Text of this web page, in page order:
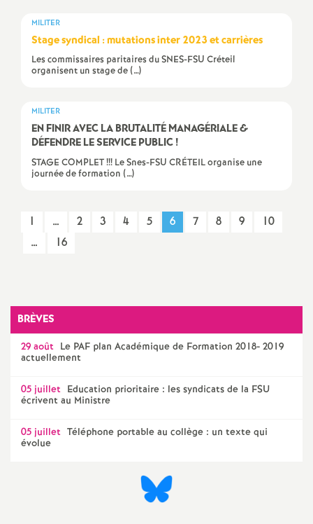
T
u
r
MILITER
Stage syndical : mutations inter 2023 et carrières
Les commissaires paritaires du SNES-FSU Créteil
organisent un stage de (…)
MILITER
ENFINIRAVECLABRUTALITÉMANAGÉRIALE&
DÉFENDRELESERVICEPUBLIC!
STAGE COMPLET !!! Le Snes-FSU CRÉTEIL organise une
journée de formation (…)
1 … 2 3 4 5 6 7 8 9
10
…
16
BRÈVES
29 août Le PAF plan Académique de Formation 2018- 2019
actuellement
05 juillet Education prioritaire : les syndicats de la FSU
écrivent au Ministre
05 juillet Téléphone portable au collège : un texte qui
évolue